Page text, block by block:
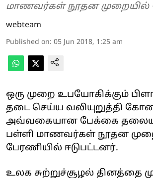
மாணவர்கள் நூதன முறையில்
webteam
Published on: 05 Jun 2018, 1:25 am
ஒரு முறை உபயோகிக்கும்
தடை செய்ய வலியுறுத்தி
அவ்வகையான பேக்கை
பள்ளி மாணவர்கள் நூதன
பேரணியில் ஈடுபட்டனர்.
உலக சுற்றுச்சூழல் தினத்தை